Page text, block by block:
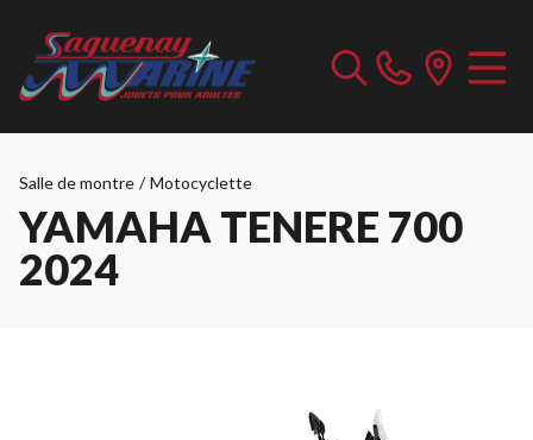
Salle de montre / Motocyclette
YAMAHA TENERE 700
2024